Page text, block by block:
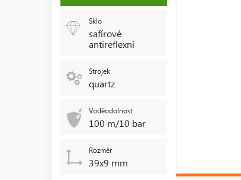
Sklo
safírové
antireflexní
Strojek
quartz
Voděodolnost
100 m/10 bar
Rozměr
39x9 mm